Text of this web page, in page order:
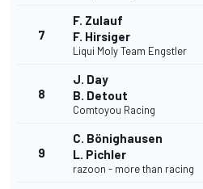
7
F. Zulauf
F. Hirsiger
Liqui Moly Team Engstler
8
J. Day
B. Detout
Comtoyou Racing
9
C. Bönighausen
L. Pichler
razoon - more than racing